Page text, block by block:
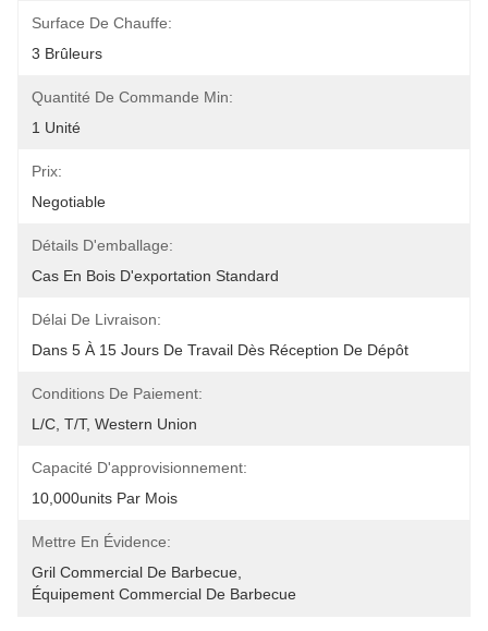
Surface De Chauffe:
3 Brûleurs
Quantité De Commande Min:
1 Unité
Prix:
Negotiable
Détails D'emballage:
Cas En Bois D'exportation Standard
Délai De Livraison:
Dans 5 À 15 Jours De Travail Dès Réception De Dépôt
Conditions De Paiement:
L/C, T/T, Western Union
Capacité D'approvisionnement:
10,000units Par Mois
Mettre En Évidence:
Gril Commercial De Barbecue
Équipement Commercial De Barbecue